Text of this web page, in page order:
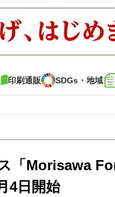
印刷通販 SDGs・地域
インタビュー コレ
通販 SDGs・地域
「Morisawa
4日開始